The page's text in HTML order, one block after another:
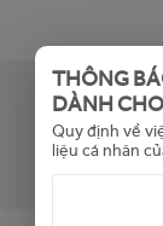
Tin không
xem các tin
THÔNG
DÀNH
Quy định về
liệu cá nhân